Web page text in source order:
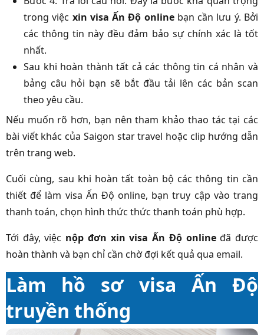
trong việc xin visa Ấn Độ onlinebạn cần lưu ý. Bởi
các thông tin này đều đảm bảo sự chính xác là tốt
nhất.
Sau khi hoàn thành tất cả các thông tin cá nhân và
bảng câu hỏi bạn sẽ bắt đầu tải lên các bản scan
theo yêu cầu.
Nếu muốn rõ hơn, bạn nên tham khảo thao tác tại các
bài viết khác của Saigon star travel hoặc clip hướng dẫn
trên trang web.
Cuối cùng, sau khi hoàn tất toàn bộ các thông tin cần
thiết để làm visa Ấn Độ online, bạn truy cập vào trang
thanh toán, chọn hình thức thức thanh toán phù hợp.
Tới đây, việc nộp đơn xin visa Ấn Độ onlineđã được
hoàn thành và bạn chỉ cần chờ đợi kết quả qua email.
Làm hồ sơ visa Ấn Độ
truyền thống